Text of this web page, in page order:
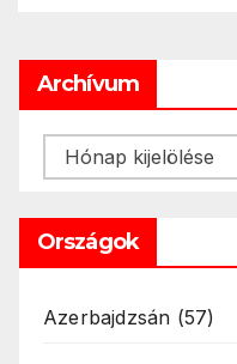
Archívum
Archívum
Országok
Azerbajdzsán (57)